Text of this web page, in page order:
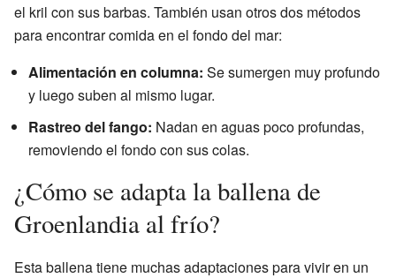
el kril con sus barbas. También usan otros dos métodos
para encontrar comida en el fondo del mar:
Alimentación en columna: Se sumergen muy profundo
y luego suben al mismo lugar.
Rastreo del fango: Nadan en aguas poco profundas,
removiendo el fondo con sus colas.
¿Cómo se adapta la ballena de
Groenlandia al frío?
Esta ballena tiene muchas adaptaciones para vivir en un